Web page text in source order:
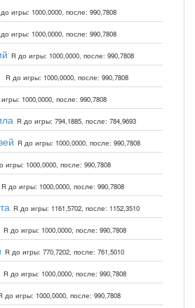
игры: 1000,0000, после: 990,7808
игры: 1000,0000, после: 990,7808
R до игры: 1000,0000, после: 990,7808
R до игры: 1000,0000, после: 990,7808
1000,0000, после: 990,7808
R до игры: 794,1885, после: 784,9693
R до игры: 1000,0000, после: 990,7808
игры: 1000,0000, после: 990,7808
R до игры: 1000,0000, после: 990,7808
R до игры: 1161,5702, после: 1152,3510
R до игры: 1000,0000, после: 990,7808
R до игры: 770,7202, после: 761,5010
R до игры: 1000,0000, после: 990,7808
до игры: 1000,0000, после: 990,7808